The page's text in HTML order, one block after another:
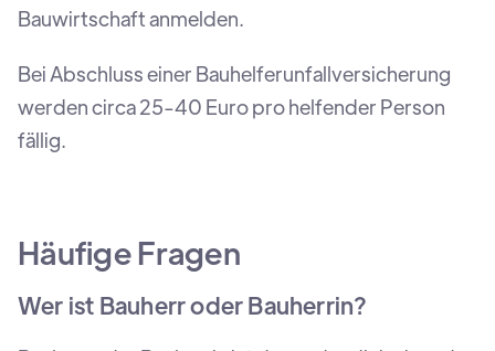
Bauwirtschaft anmelden.
Bei Abschluss einer Bauhelferunfallversicherung
werden circa 25-40 Euro pro helfender Person
fällig.
Häufige Fragen
Wer ist Bauherr oder Bauherrin?